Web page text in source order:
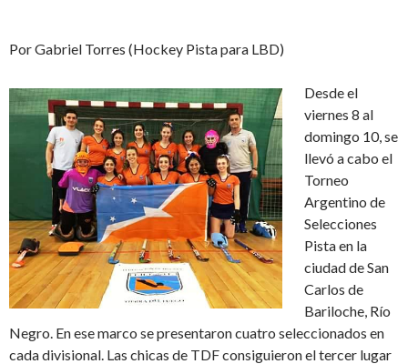
Por Gabriel Torres (Hockey Pista para LBD)
Desde el
viernes 8 al
domingo 10, se
llevó a cabo el
Torneo
Argentino de
Selecciones
Pista en la
ciudad de San
Carlos de
Bariloche, Río
Negro. En ese marco se presentaron cuatro seleccionados en
cada divisional. Las chicas de TDF consiguieron el tercer lugar